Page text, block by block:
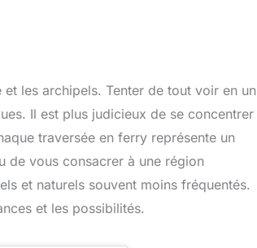
les archipels. Tenter de tout voir en un
Il est plus judicieux de se concentrer
traversée en ferry représente un
de vous consacrer à une région
et naturels souvent moins fréquentés.
et les possibilités.